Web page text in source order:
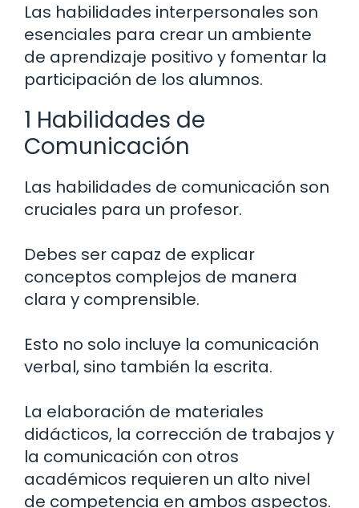
Las habilidades interpersonales son
esenciales para crear un ambiente
de aprendizaje positivo y fomentar la
participación de los alumnos.
1 Habilidades de
Comunicación
Las habilidades de comunicación son
cruciales para un profesor.
Debes ser capaz de explicar
conceptos complejos de manera
clara y comprensible.
Esto no solo incluye la comunicación
verbal, sino también la escrita.
La elaboración de materiales
didácticos, la corrección de trabajos y
la comunicación con otros
académicos requieren un alto nivel
de competencia en ambos aspectos.